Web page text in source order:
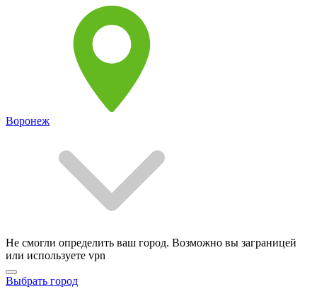
Воронеж
Не смогли определить ваш город. Возможно вы заграницей
или используете vpn
Выбрать город